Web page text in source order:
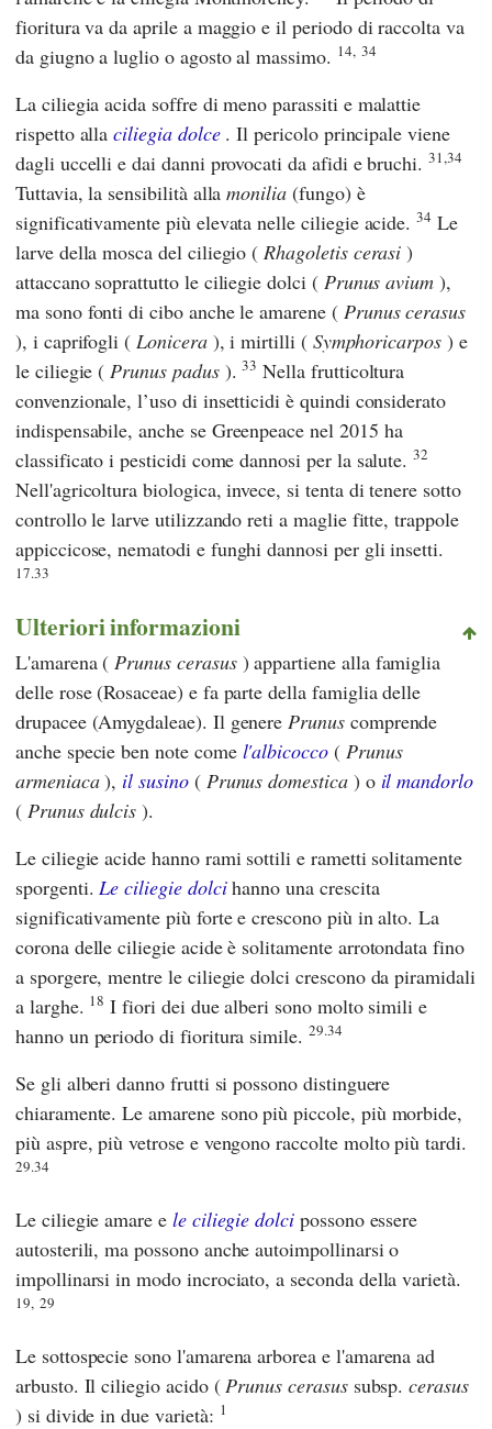
fioritura va da aprile a maggio e il periodo di raccolta va
da giugno a luglio o agosto al massimo. 14, 34
La ciliegia acida soffre di meno parassiti e malattie
rispetto allaciliegia dolce. Il pericolo principale viene
dagli uccelli e dai danni provocati da afidi e bruchi.31,34
Tuttavia, la sensibilità allamonilia (fungo) è
significativamente più elevata nelle ciliegie acide.34 Le
larve della mosca del ciliegio (Rhagoletis cerasi )
attaccano soprattutto le ciliegie dolci ( Prunus avium ),
ma sono fonti di cibo anche le amarene ( Prunus cerasus
), i caprifogli (Lonicera), i mirtilli ( Symphoricarpos) e
le ciliegie (Prunus padus).33 Nella frutticoltura
convenzionale, l’uso di insetticidi è quindi considerato
indispensabile, anche se Greenpeace nel 2015 ha
classificato i pesticidi come dannosi per la salute.32
Nell'agricoltura biologica, invece, si tenta di tenere sotto
controllo le larve utilizzando reti a maglie fitte, trappole
appiccicose, nematodi e funghi dannosi per gli insetti.
17.33
Ulteriori informazioni
L'amarena ( Prunus cerasus) appartiene alla famiglia
delle rose (Rosaceae) e fa parte della famiglia delle
drupacee (Amygdaleae). Il genere Prunuscomprende
anche specie ben note come l'albicocco( Prunus
armeniaca), il susino( Prunus domestica) o il mandorlo
( Prunus dulcis ).
Le ciliegie acide hanno rami sottili e rametti solitamente
sporgenti. Le ciliegie dolcihanno una crescita
significativamente più forte e crescono più in alto. La
corona delle ciliegie acide è solitamente arrotondata fino
a sporgere, mentre le ciliegie dolci crescono da piramidali
a larghe. 18 I fiori dei due alberi sono molto simili e
hanno un periodo di fioritura simile. 29.34
Se gli alberi danno frutti si possono distinguere
chiaramente. Le amarene sono più piccole, più morbide,
più aspre, più vetrose e vengono raccolte molto più tardi.
29.34
Le ciliegie amare e le ciliegie dolci possono essere
autosterili, ma possono anche autoimpollinarsi o
impollinarsi in modo incrociato, a seconda della varietà.
19, 29
Le sottospecie sono l'amarena arborea e l'amarena ad
arbusto. Il ciliegio acido ( Prunus cerasussubsp.cerasus
) si divide in due varietà: 1